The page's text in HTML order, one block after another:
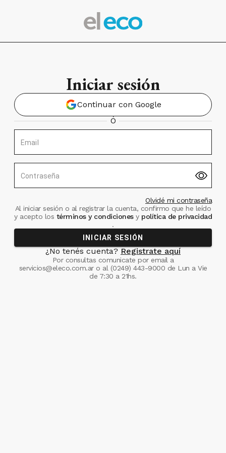
Iniciar sesión
Continuar con Google
Ó
Email
Contraseña
Olvidé mi contraseña
Al iniciar sesión o al registrar la cuenta, confirmo que he leído
y acepto los términos y condiciones ypolítica de privacidad
.
INICIAR SESIÓN
¿No tenés cuenta? Registrate aquí
Por consultas comunicate por email a
servicios@eleco.com.aro al (0249) 443-9000 de Lun a Vie
de 7:30 a 21hs.